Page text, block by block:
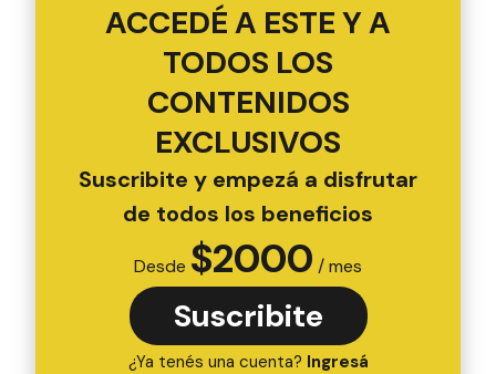
ACCEDÉ A ESTE Y A
TODOS LOS
CONTENIDOS
EXCLUSIVOS
Suscribite y empezá a disfrutar
de todos los beneficios
Desde $2000 / mes
Suscribite
¿Ya tenés una cuenta? Ingresá